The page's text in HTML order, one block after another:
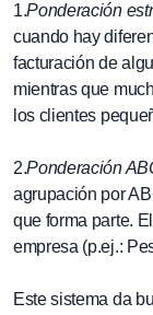
1.Ponderación
cuando hay
facturación de
mientras que
los clientes
2.Ponderación
agrupación por
que forma parte.
empresa (p.ej.:
Este sistema da